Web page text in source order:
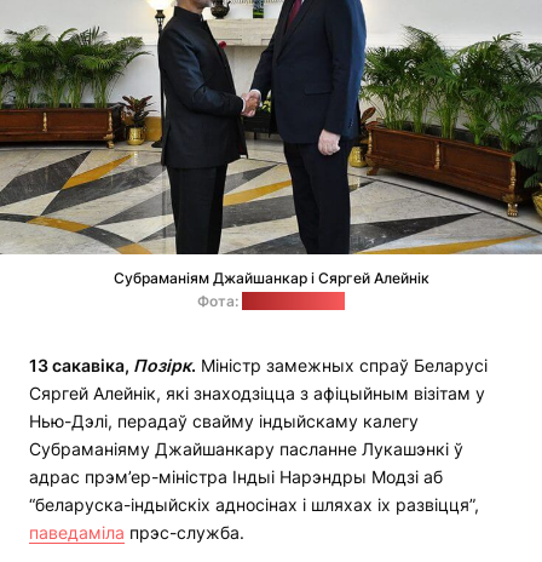
Субраманіям Джайшанкар і Сяргей Алейнік
Фота:
13 сакавіка, Позірк. Міністр замежных спраў Беларусі
Сяргей Алейнік, які знаходзіцца з афіцыйным візітам у
Нью-Дэлі, перадаў свайму індыйскаму калегу
Субраманіяму Джайшанкару пасланне Лукашэнкі ў
адрас прэм’ер-міністра Індыі Нарэндры Модзі аб
“беларуска-індыйскіх адносінах і шляхах іх развіцця”,
паведаміла прэс-служба.